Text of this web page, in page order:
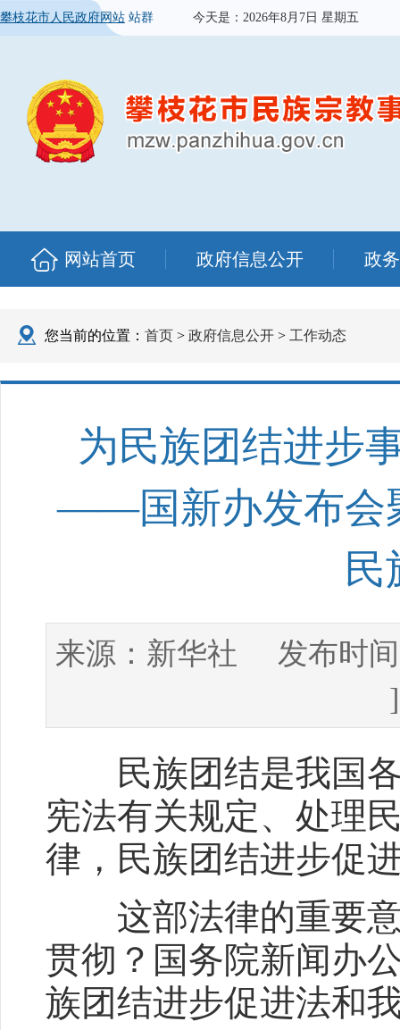
攀枝花市人民政府网站 站群 今天是： 2026年8月7日 星期五
网站首页 政府信息公开 政
您当前的位置： 首页 > 政府信息公开 > 工作动态
为民族团结进步
——国新办发布会
来源： 新华社 发布时
民族团结是我国各
宪法有关规定、处理
律，民族团结进步促
这部法律的重要意
贯彻？国务院新闻办
族团结进步促进法和